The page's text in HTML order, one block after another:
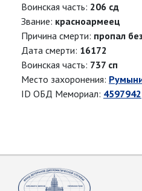
Воинская часть: 206 сд
Звание: красноармеец
Причина смерти: пропал
Дата смерти: 16172
Воинская часть: 737 сп
Место захоронения:
ID ОБД Мемориал: 4597942